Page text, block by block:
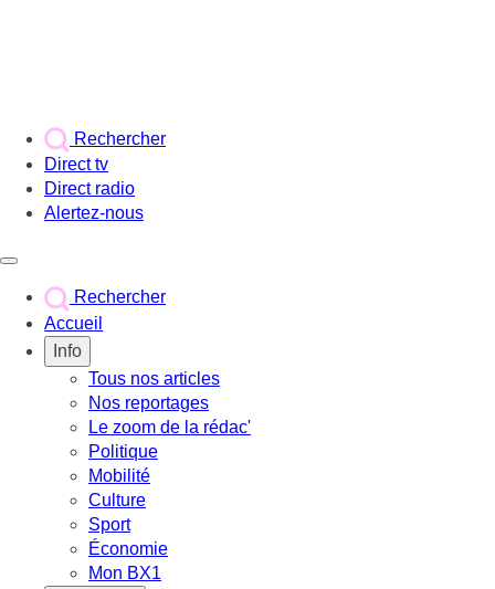
Rechercher
Direct tv
Direct radio
Alertez-nous
Rechercher
Accueil
Info
Tous nos articles
Nos reportages
Le zoom de la rédac'
Politique
Mobilité
Culture
Sport
Économie
Mon BX1